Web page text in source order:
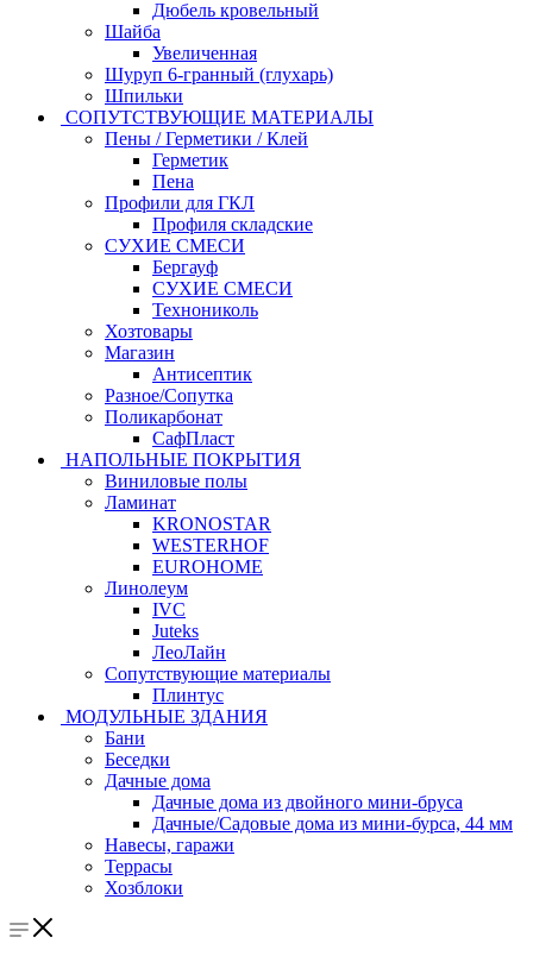
Дюбель кровельный
Шайба
Увеличенная
Шуруп 6-гранный (глухарь)
Шпильки
СОПУТСТВУЮЩИЕ МАТЕРИАЛЫ
Пены / Герметики / Клей
Герметик
Пена
Профили для ГКЛ
Профиля складские
СУХИЕ СМЕСИ
Бергауф
СУХИЕ СМЕСИ
Технониколь
Хозтовары
Магазин
Антисептик
Разное/Сопутка
Поликарбонат
СафПласт
НАПОЛЬНЫЕ ПОКРЫТИЯ
Виниловые полы
Ламинат
KRONOSTAR
WESTERHOF
EUROHOME
Линолеум
IVC
Juteks
ЛеоЛайн
Сопутствующие материалы
Плинтус
МОДУЛЬНЫЕ ЗДАНИЯ
Бани
Беседки
Дачные дома
Дачные дома из двойного мини-бруса
Дачные/Садовые дома из мини-бурса, 44 мм
Навесы, гаражи
Террасы
Хозблоки